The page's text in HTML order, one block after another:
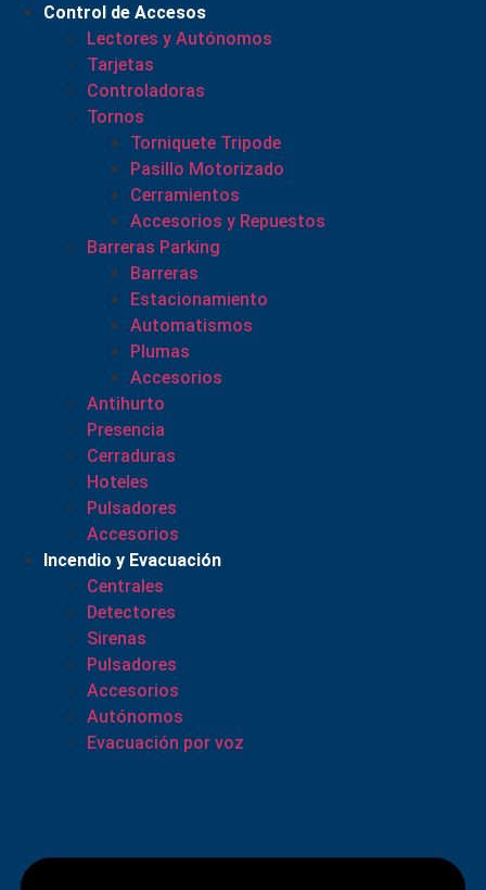
Control de Accesos
Lectores y Autónomos
Tarjetas
Controladoras
Tornos
Torniquete Tripode
Pasillo Motorizado
Cerramientos
Accesorios y Repuestos
Barreras Parking
Barreras
Estacionamiento
Automatismos
Plumas
Accesorios
Antihurto
Presencia
Cerraduras
Hoteles
Pulsadores
Accesorios
Incendio y Evacuación
Centrales
Detectores
Sirenas
Pulsadores
Accesorios
Autónomos
Evacuación por voz